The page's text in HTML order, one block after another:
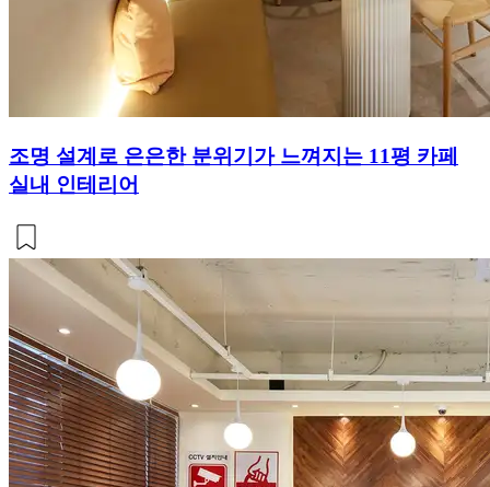
조명 설계로 은은한 분위기가 느껴지는 11평 카페
실내 인테리어